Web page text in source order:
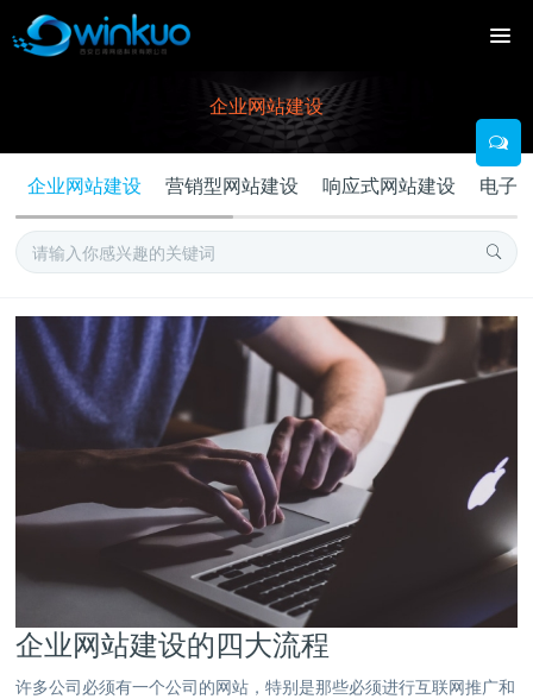
企业网站建设
企业网站建设 营销型网站建设 响应式网站建设 电子
企业网站建设的四大流程
许多公司必须有一个公司的网站，特别是那些必须进行互联网推广和